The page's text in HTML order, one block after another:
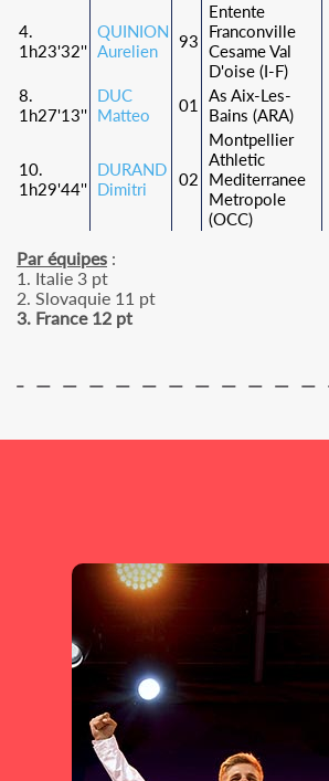
4.
1h23'32''
QUINION
Aurelien
93
Entente
Franconville
Cesame Val
D'oise (I-F)
8.
1h27'13''
DUC
Matteo
01
As Aix-Les-
Bains (ARA)
10.
1h29'44''
DURAND
Dimitri
02
Montpellier
Athletic
Mediterranee
Metropole
(OCC)
Par équipes :
1. Italie 3 pt
2. Slovaquie 11 pt
3. France 12 pt